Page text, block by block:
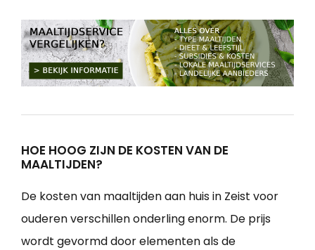
HOE HOOG ZIJN DE KOSTEN VAN DE
MAALTIJDEN?
De kosten van maaltijden aan huis in Zeist voor
ouderen verschillen onderling enorm. De prijs
wordt gevormd door elementen als de